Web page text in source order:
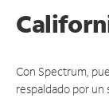
Con Spectrum,
respaldado por un